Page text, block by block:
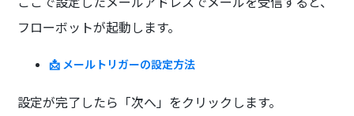
フローボットが起動します。
📩 メールトリガーの設定方法
設定が完了したら「次へ」をクリックします。